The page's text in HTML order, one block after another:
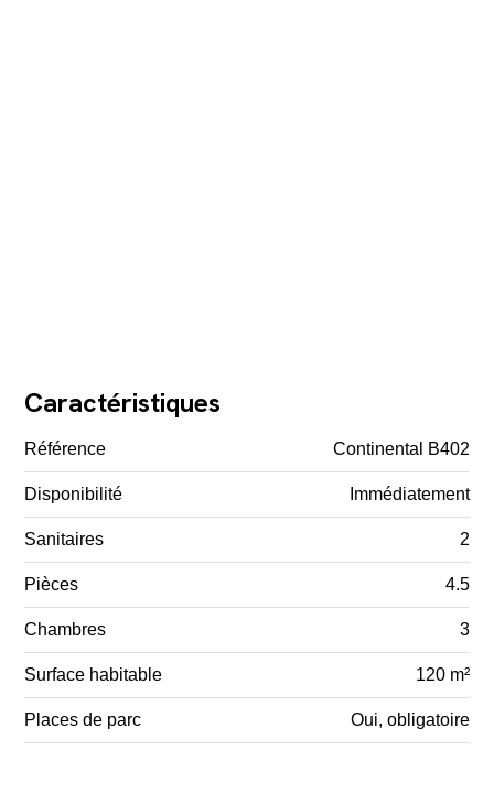
Caractéristiques
Référence Continental B402
Disponibilité Immédiatement
Sanitaires 2
Pièces 4.5
Chambres 3
Surface habitable 120 m²
Places de parc Oui, obligatoire